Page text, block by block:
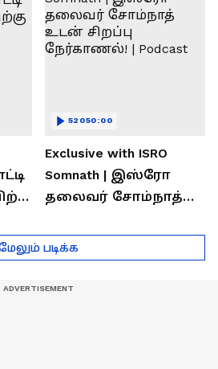
Exclusive with ISRO
Somnath | இஸ்ரோ
தலைவர் சோம்நாத்
நேர்காணல்! | Podcast
52050:00
படிக்க